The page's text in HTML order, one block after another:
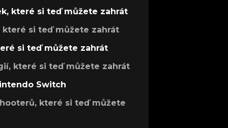
které si teď můžete zahrát
si teď můžete zahrát
si teď můžete zahrát
které si teď můžete zahrát
Switch
které si teď můžete